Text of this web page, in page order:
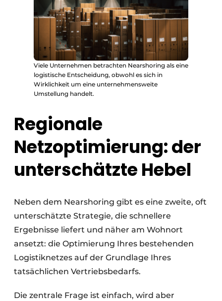
Viele Unternehmen betrachten Nearshoring als eine
logistische Entscheidung, obwohl es sich in
Wirklichkeit um eine unternehmensweite
Umstellung handelt.
Regionale
Netzoptimierung: der
unterschätzte Hebel
Neben dem Nearshoring gibt es eine zweite, oft
unterschätzte Strategie, die schnellere
Ergebnisse liefert und näher am Wohnort
ansetzt: die Optimierung Ihres bestehenden
Logistiknetzes auf der Grundlage Ihres
tatsächlichen Vertriebsbedarfs.
Die zentrale Frage ist einfach, wird aber